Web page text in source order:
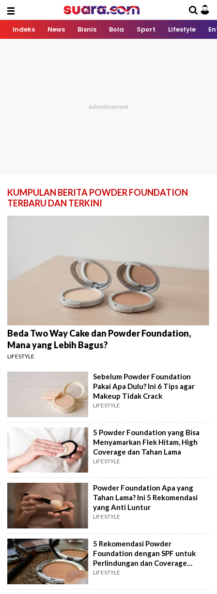
Indeks News Bisnis Bola Sport Lifestyle
KUMPULAN BERITA POWDER FOUNDATION
TERBARU DAN TERKINI
Beda Two Way Cake dan Powder Foundation,
Mana yang Lebih Bagus?
LIFESTYLE
Sebelum Powder Foundation
Pakai Apa Dulu? Ini 6 Tips agar
Makeup Tidak Crack
LIFESTYLE
5 Powder Foundation yang Bisa
Menyamarkan Flek Hitam, High
Coverage dan Tahan Lama
LIFESTYLE
Powder Foundation Apa yang
Tahan Lama? Ini 5 Rekomendasi
yang Anti Luntur
LIFESTYLE
5 Rekomendasi Powder
Foundation dengan SPF untuk
Perlindungan dan Coverage
Maksimal
LIFESTYLE